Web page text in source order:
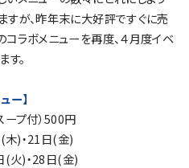
が、昨年末に大好評ですぐに売
ラボメニューを再度、４月度イベ
す。
ー】
ープ付）500円
)・21日(金)
火)・28日(金)